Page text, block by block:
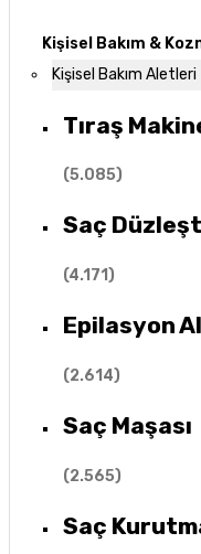
Kişisel Bakım &
Kişisel Bakım Aletleri
Tıraş
(5.085)
Saç
(4.171)
Epilasyon
(2.614)
Saç Maşası
(2.565)
Saç